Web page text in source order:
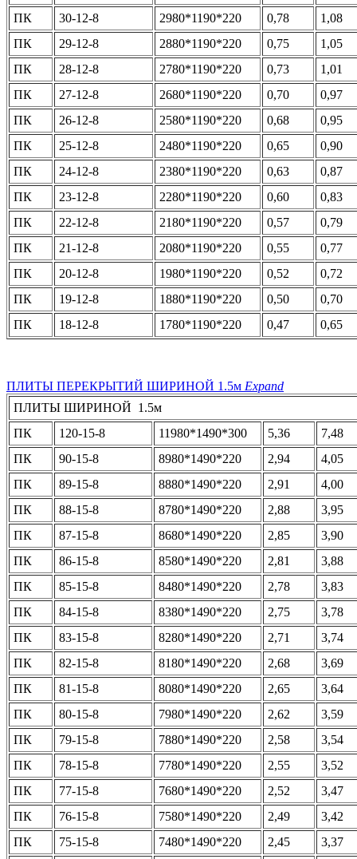
ПК
30-12-8 2980*1190*220 0,78
1,08
ПК
29-12-8 2880*1190*220 0,75
1,05
ПК
28-12-8 2780*1190*220 0,73
1,01
ПК
27-12-8 2680*1190*220 0,70
0,97
ПК
26-12-8 2580*1190*220 0,68
0,95
ПК
25-12-8 2480*1190*220 0,65
0,90
ПК
24-12-8 2380*1190*220 0,63
0,87
ПК
23-12-8 2280*1190*220 0,60
0,83
ПК
22-12-8 2180*1190*220 0,57
0,79
ПК
21-12-8 2080*1190*220 0,55
0,77
ПК
20-12-8 1980*1190*220 0,52
0,72
ПК
19-12-8 1880*1190*220 0,50
0,70
ПК
18-12-8 1780*1190*220 0,47 0,65
ПЛИТЫ ПЕРЕКРЫТИЙ ШИРИНОЙ 1.5м Expand
ПЛИТЫ ШИРИНОЙ 1.5м
ПК
120-15-8 11980*1490*300 5,36
7,48
ПК
90-15-8 8980*1490*220 2,94
4,05
ПК
89-15-8 8880*1490*220 2,91
4,00
ПК
88-15-8 8780*1490*220 2,88
3,95
ПК
87-15-8 8680*1490*220 2,85
3,90
ПК
86-15-8 8580*1490*220 2,81
3,88
ПК
85-15-8 8480*1490*220 2,78
3,83
ПК
84-15-8 8380*1490*220 2,75
3,78
ПК
83-15-8 8280*1490*220 2,71
3,74
ПК
82-15-8 8180*1490*220 2,68
3,69
ПК
81-15-8 8080*1490*220 2,65
3,64
ПК
80-15-8 7980*1490*220 2,62
3,59
ПК
79-15-8 7880*1490*220 2,58
3,54
ПК
78-15-8 7780*1490*220 2,55
3,52
ПК
77-15-8 7680*1490*220 2,52
3,47
ПК
76-15-8 7580*1490*220 2,49
3,42
ПК
75-15-8 7480*1490*220 2,45
3,37